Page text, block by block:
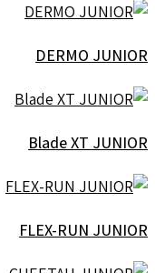
DERMO JUNIOR
Blade XT JUNIOR
FLEX-RUN JUNIOR